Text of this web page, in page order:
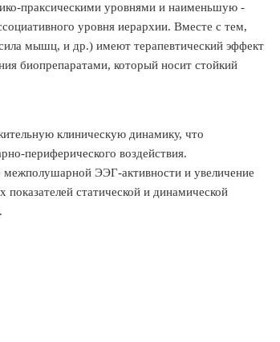
праксическими уровнями и наименьшую -
уровня иерархии. Вместе с тем,
мышц, и др.) имеют терапевтический эффект
биопрепаратами, который носит стойкий
клиническую динамику, что
периферического воздействия.
ЭЭГ-активности и увеличение
статической и динамической